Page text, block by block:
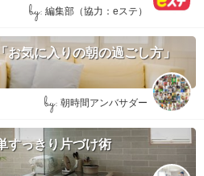
by: 編集部（協力：eステ）
お気に入りの朝の過ごし方」
by: 朝時間アンバサダー
すっきり片づけ術